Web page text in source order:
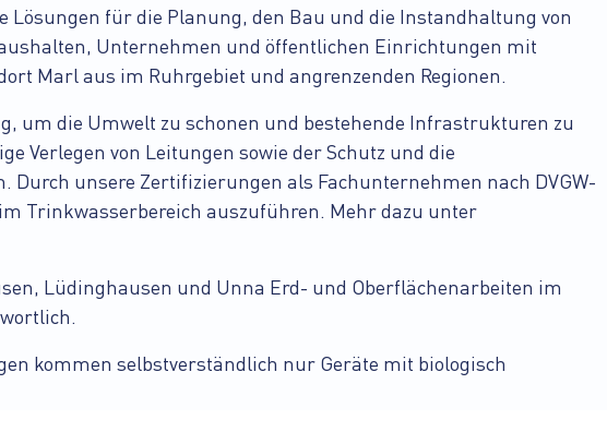
für die Planung, den Bau und die Instandhaltung von
Unternehmen und öffentlichen Einrichtungen mit
Marl aus im Ruhrgebiet und angrenzenden Regionen.
um die Umwelt zu schonen und bestehende Infrastrukturen zu
Verlegen von Leitungen sowie der Schutz und die
unsere Zertifizierungen als Fachunternehmen nach DVGW-
Trinkwasserbereich auszuführen. Mehr dazu unter
Lüdinghausen und Unna Erd- und Oberflächenarbeiten im
kommen selbstverständlich nur Geräte mit biologisch